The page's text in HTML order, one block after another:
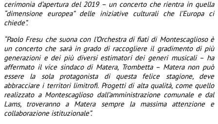
cerimonia d’apertura del 2019 – un concerto che rientra in quella
“dimensione europea” delle iniziative culturali che l’Europa ci
chiede”.
“Paolo Fresu che suona con l’Orchestra di fiati di Montescaglioso è
un concerto che sarà in grado di raccogliere il gradimento di più
generazioni e dei più diversi estimatori dei generi musicali – ha
affermato il vice sindaco di Matera, Trombetta – Matera non può
essere la sola protagonista di questa felice stagione, deve
abbracciare i territori limitrofi. Progetti di alta qualità, come quello
realizzato a Montescaglioso dall’amministrazione comunale e dal
Lams, troveranno a Matera sempre la massima attenzione e
collaborazione istituzionale”.